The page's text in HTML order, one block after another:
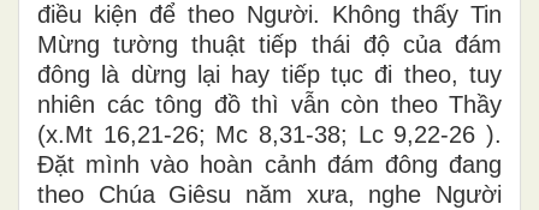
điều kiện để theo Người. Không thấy Tin
Mừng tường thuật tiếp thái độ của đám
đông là dừng lại hay tiếp tục đi theo, tuy
nhiên các tông đồ thì vẫn còn theo Thầy
(x.Mt 16,21-26; Mc 8,31-38; Lc 9,22-26 ).
Đặt mình vào hoàn cảnh đám đông đang
theo Chúa Giêsu năm xưa, nghe Người